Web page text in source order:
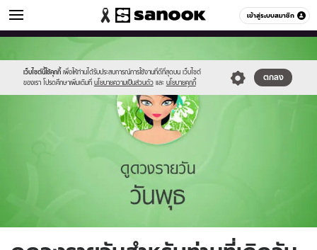
เข้าสู่ระบบสมาชิก
ดูดวง หมวดอื่นๆ
เว็บไซต์นี้ใช้คุกกี้ เพื่อให้ท่านได้รับประสบการณ์การใช้งานที่ดีที่สุดบน เว็บไซต์
ของเรา โปรดศึกษาเพิ่มเติมที่ นโยบายความเป็นส่วนตัว และ นโยบายคุกกี้
ตกลง
//s.isanook.com/sr/0/images/logo-
new-
sanook.png
//s.isanook.com/ho/0/ud/fxd/day/4_wed.jpg